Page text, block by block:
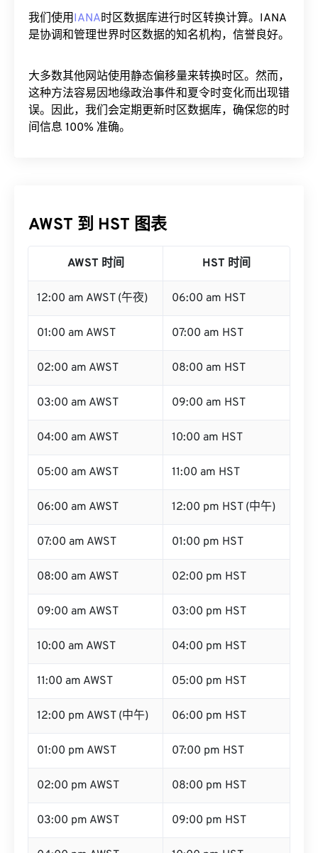
我们使用IANA时区数据库进行时区转换计算。IANA
是协调和管理世界时区数据的知名机构，信誉良好。
大多数其他网站使用静态偏移量来转换时区。然而，
这种方法容易因地缘政治事件和夏令时变化而出现错
误。因此，我们会定期更新时区数据库，确保您的时
间信息 100% 准确。
AWST 到 HST 图表
AWST 时间 HST 时间
12:00 am AWST (午夜) 06:00 am HST
01:00 am AWST 07:00 am HST
02:00 am AWST 08:00 am HST
03:00 am AWST 09:00 am HST
04:00 am AWST 10:00 am HST
05:00 am AWST 11:00 am HST
06:00 am AWST 12:00 pm HST (中午)
07:00 am AWST 01:00 pm HST
08:00 am AWST 02:00 pm HST
09:00 am AWST 03:00 pm HST
10:00 am AWST 04:00 pm HST
11:00 am AWST 05:00 pm HST
12:00 pm AWST (中午) 06:00 pm HST
01:00 pm AWST 07:00 pm HST
02:00 pm AWST 08:00 pm HST
03:00 pm AWST 09:00 pm HST